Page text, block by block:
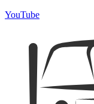
YouTube